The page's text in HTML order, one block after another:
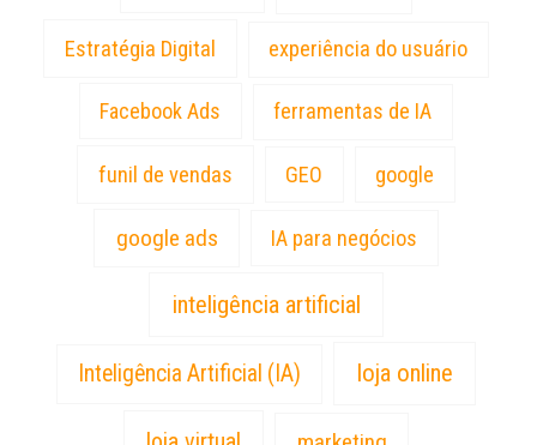
Estratégia Digital experiência do usuário
Facebook Ads ferramentas de IA
funil de vendas GEO google
google ads IA para negócios
inteligência artificial
Inteligência Artificial (IA) loja online